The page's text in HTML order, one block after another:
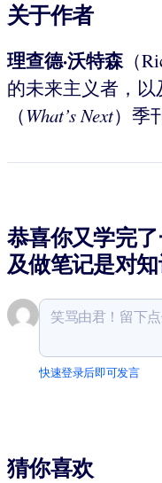
关于作者
理查德·沃特森（
的未来主义者，以
（What’s Next）季
恭喜你又学完
及做笔记是对
快速登录后即可发言
猜你喜欢